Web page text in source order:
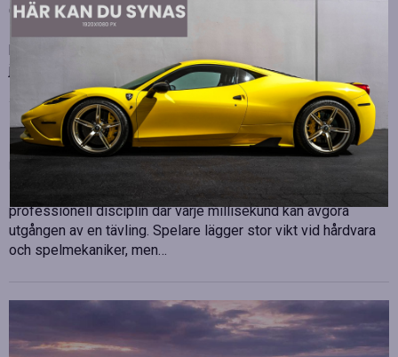
OHLA Sverige stärker sin ledningsgrupp genom att anställa
Malin Bergman som HR-chef och María Vazquez som
biträdande ekonomichef. Båda började sina nya tjänster den 1
juni 2026 och kommer att…
Betydelsen av snabb internetanslutning för e-
sport
E-sport har utvecklats från att vara en hobby till en
professionell disciplin där varje millisekund kan avgöra
utgången av en tävling. Spelare lägger stor vikt vid hårdvara
och spelmekaniker, men…